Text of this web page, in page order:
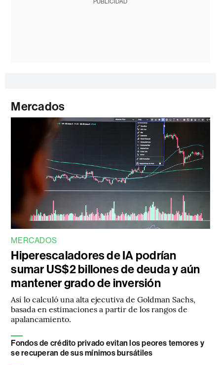
PUBLICIDAD
Mercados
MERCADOS
Hiperescaladores de IA podrían
sumar US$2 billones de deuda y aún
mantener grado de inversión
Así lo calculó una alta ejecutiva de Goldman Sachs,
basada en estimaciones a partir de los rangos de
apalancamiento.
Fondos de crédito privado evitan los peores temores y
se recuperan de sus mínimos bursátiles